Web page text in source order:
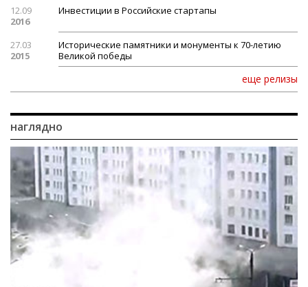
12.09
2016
Инвестиции в Российские стартапы
27.03
2015
Исторические памятники и монументы к 70-летию
Великой победы
еще релизы
наглядно